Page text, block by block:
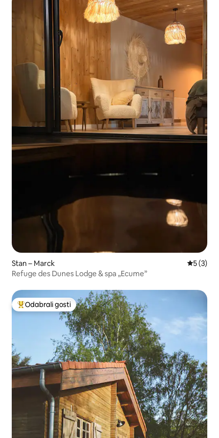
Stan – Marck
5 (3)
Refuge des Dunes Lodge & spa „Ecume”
Među najviše rangiranima s oznakom „Odabrali gosti”
Odabrali gosti